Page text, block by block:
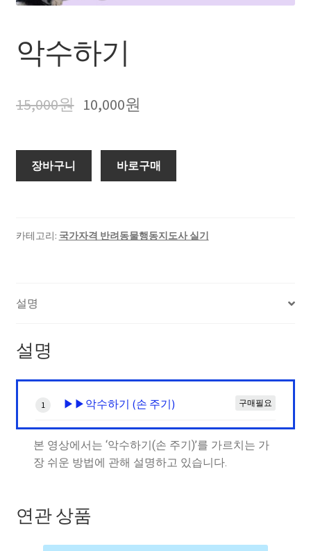
악수하기
15,000원 10,000원
장바구니 바로구매
카테고리: 국가자격 반려동물행동지도사 실기
설명
설명
1 ▶▶악수하기 (손 주기) 구매필요
본 영상에서는 ‘악수하기(손 주기)’를 가르치는 가
장 쉬운 방법에 관해 설명하고 있습니다.
연관 상품